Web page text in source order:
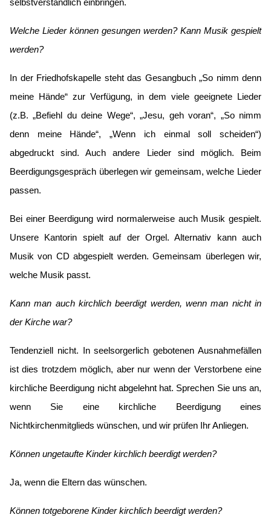
selbstverständlich einbringen.
Welche Lieder können gesungen werden? Kann Musik gespielt
werden?
In der Friedhofskapelle steht das Gesangbuch „So nimm denn
meine Hände“ zur Verfügung, in dem viele geeignete Lieder
(z.B. „Befiehl du deine Wege“, „Jesu, geh voran“, „So nimm
denn meine Hände“, „Wenn ich einmal soll scheiden“)
abgedruckt sind. Auch andere Lieder sind möglich. Beim
Beerdigungsgespräch überlegen wir gemeinsam, welche Lieder
passen.
Bei einer Beerdigung wird normalerweise auch Musik gespielt.
Unsere Kantorin spielt auf der Orgel. Alternativ kann auch
Musik von CD abgespielt werden. Gemeinsam überlegen wir,
welche Musik passt.
Kann man auch kirchlich beerdigt werden, wenn man nicht in
der Kirche war?
Tendenziell nicht. In seelsorgerlich gebotenen Ausnahmefällen
ist dies trotzdem möglich, aber nur wenn der Verstorbene eine
kirchliche Beerdigung nicht abgelehnt hat. Sprechen Sie uns an,
wenn Sie eine kirchliche Beerdigung eines
Nichtkirchenmitglieds wünschen, und wir prüfen Ihr Anliegen.
Können ungetaufte Kinder kirchlich beerdigt werden?
Ja, wenn die Eltern das wünschen.
Können totgeborene Kinder kirchlich beerdigt werden?